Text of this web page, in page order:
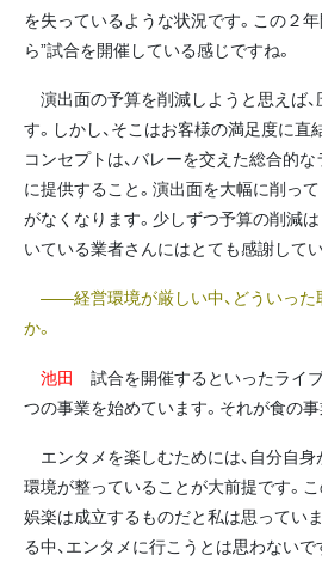
を失っているような状況です。この２
ら”試合を開催している感じですね。
演出面の予算を削減しようと思えば
す。しかし、そこはお客様の満足度に
コンセプトは、バレーを交えた総合的
に提供すること。演出面を大幅に削っ
がなくなります。少しずつ予算の削減
いている業者さんにはとても感謝してい
――経営環境が厳しい中、どういった
か。
池田 試合を開催するといったライ
つの事業を始めています。それが食の事
エンタメを楽しむためには、自分自
環境が整っていることが大前提です。
娯楽は成立するものだと私は思ってい
る中、エンタメに行こうとは思わないで